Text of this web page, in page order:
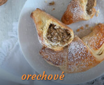
orechové